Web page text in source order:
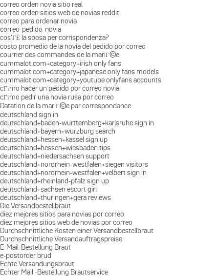
correo orden novia sitio real
correo orden sitios web de novias reddit
correo para ordenar novia
correo-pedido-novia
cos'ГЁ la sposa per corrispondenza?
costo promedio de la novia del pedido por correo
courrier des commandes de la mariГ©e
cummalot.com+category+irish only fans
cummalot.com+category+japanese only fans models
cummalot.com+category+youtube onlyfans accounts
cГіmo hacer un pedido por correo novia
cГіmo pedir una novia rusa por correo
Datation de la mariГ©e par correspondance
deutschland sign in
deutschland+baden-wurttemberg+karlsruhe sign in
deutschland+bayern+wurzburg search
deutschland+hessen+kassel sign up
deutschland+hessen+wiesbaden tips
deutschland+niedersachsen support
deutschland+nordrhein-westfalen+siegen visitors
deutschland+nordrhein-westfalen+velbert sign in
deutschland+rheinland-pfalz sign up
deutschland+sachsen escort girl
deutschland+thuringen+gera reviews
Die Versandbestellbraut
diez mejores sitios para novias por correo
diez mejores sitios web de novias por correo
Durchschnittliche Kosten einer Versandbestellbraut
Durchschnittliche Versandauftragspreise
E-Mail-Bestellung Braut
e-postorder brud
Echte Versandungsbraut
Echter Mail -Bestellung Brautservice